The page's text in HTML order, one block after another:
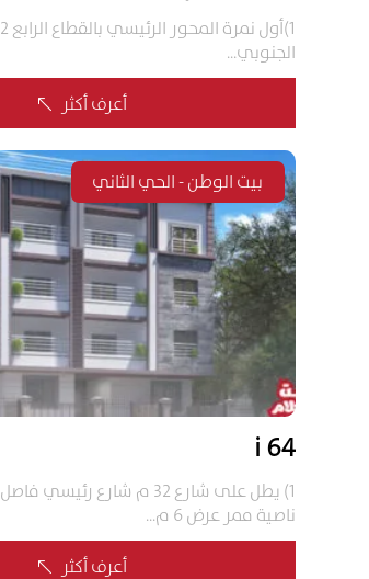
الجنوبي...
أعرف أكثر %
بيت الوطن - الحي الثاني
64 i
ناصية ممر عرض 6 م...
أعرف أكثر %